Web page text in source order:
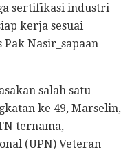
sertifikasi industri
kerja sesuai
Nasir_sapaan
salah satu
ke 49, Marselin,
ternama,
(UPN) Veteran